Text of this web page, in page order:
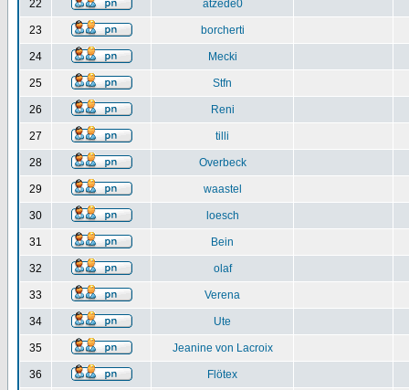
22 atzede0
23 borcherti
24 Mecki
25 Stfn
26 Reni
27 tilli
28 Overbeck
29 waastel
30 loesch
31 Bein
32 olaf
33 Verena
34 Ute
35 Jeanine von Lacroix
36 Flötex